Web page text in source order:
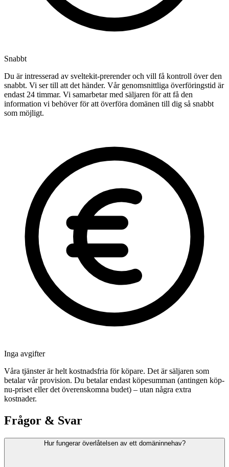
Snabbt
Du är intresserad av sveltekit-prerender och vill få kontroll över den
snabbt. Vi ser till att det händer. Vår genomsnittliga överföringstid är
endast 24 timmar. Vi samarbetar med säljaren för att få den
information vi behöver för att överföra domänen till dig så snabbt
som möjligt.
Inga avgifter
Våra tjänster är helt kostnadsfria för köpare. Det är säljaren som
betalar vår provision. Du betalar endast köpesumman (antingen köp-
nu-priset eller det överenskomna budet) – utan några extra
kostnader.
Frågor & Svar
Hur fungerar överlåtelsen av ett domäninnehav?